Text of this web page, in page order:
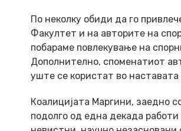
По неколку обиди да го
Факултет и на авторите на
побараме повлекување на
Дополнително, споменатиот
уште се користат во наставата
Коалицијата Маргини, заедно
подолго од една декада